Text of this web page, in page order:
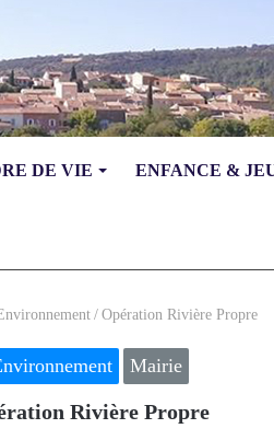
DE VIE ENFANCE &
/ Opération Rivière Propre
Mairie
Rivière Propre